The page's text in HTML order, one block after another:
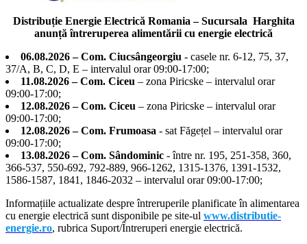
Ciuc,
după
a
intrat
în
președintelui
Harghita
Distribuție Energie Electrică Romania – Sucursala Harghita
anunță întreruperea alimentării cu energie electrică
06.08.2026 – Com. Ciucsângeorgiu - casele nr. 6-12, 75, 37,
37/A, B, C, D, E – intervalul orar 09:00-17:00;
11.08.2026 – Com. Ciceu – zona Piricske – intervalul orar
09:00-17:00;
12.08.2026 – Com. Ciceu – zona Piricske – intervalul orar
09:00-17:00;
12.08.2026 – Com. Frumoasa - sat Făgețel – intervalul orar
09:00-17:00;
13.08.2026 – Com. Sândominic - între nr. 195, 251-358, 360,
366-537, 550-692, 792-889, 966-1262, 1315-1376, 1391-1532,
1586-1587, 1841, 1846-2032 – intervalul orar 09:00-17:00;
Informațiile actualizate despre întreruperile planificate în alimentarea
cu energie electrică sunt disponibile pe site-ul www.distributie-
energie.ro, rubrica Suport/Întreruperi energie electrică.